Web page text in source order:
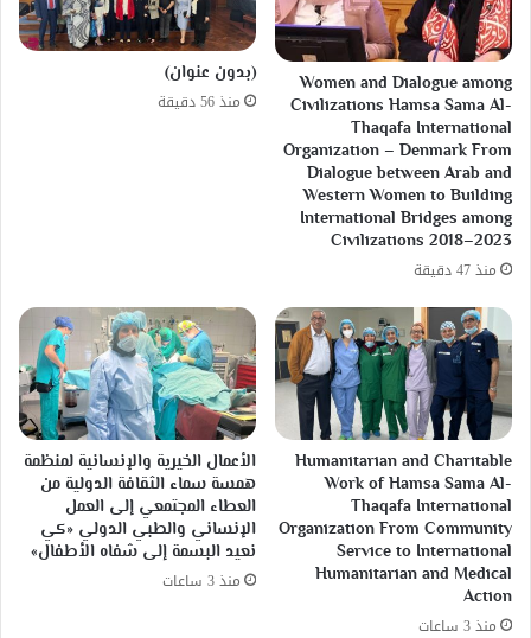
Women and Dialogue among
Civilizations Hamsa Sama Al-
Thaqafa International
Organization – Denmark From
Dialogue between Arab and
Western Women to Building
International Bridges among
Civilizations 2018–2023
منذ 47 دقيقة
(بدون عنوان)
منذ 56 دقيقة
Humanitarian and Charitable
Work of Hamsa Sama Al-
Thaqafa International
Organization From Community
Service to International
Humanitarian and Medical
Action
منذ 3 ساعات
الأعمال الخيرية والإنسانية لمنظمة
همسة سماء الثقافة الدولية من
العطاء المجتمعي إلى العمل
الإنساني والطبي الدولي «كي
نعيد البسمة إلى شفاه الأطفال»
منذ 3 ساعات